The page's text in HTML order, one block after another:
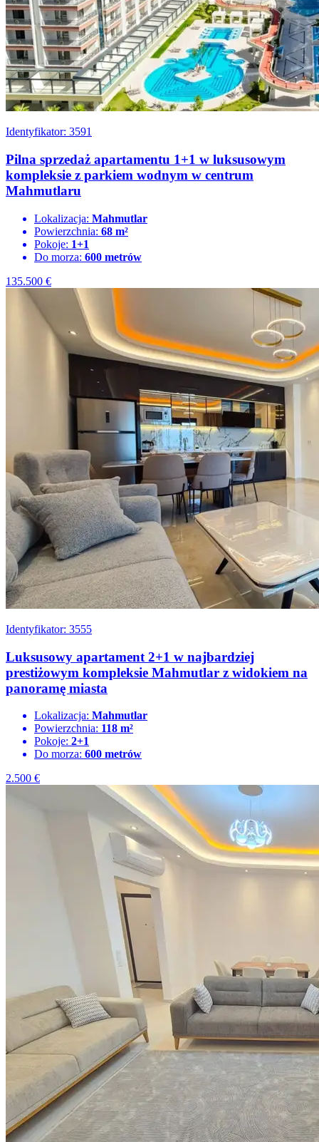
Identyfikator: 3591
Pilna sprzedaż apartamentu 1+1 w luksusowym
kompleksie z parkiem wodnym w centrum
Mahmutlaru
Lokalizacja: Mahmutlar
Powierzchnia: 68 m²
Pokoje: 1+1
Do morza: 600 metrów
135.500 €
Identyfikator: 3555
Luksusowy apartament 2+1 w najbardziej
prestiżowym kompleksie Mahmutlar z widokiem na
panoramę miasta
Lokalizacja: Mahmutlar
Powierzchnia: 118 m²
Pokoje: 2+1
Do morza: 600 metrów
2.500 €